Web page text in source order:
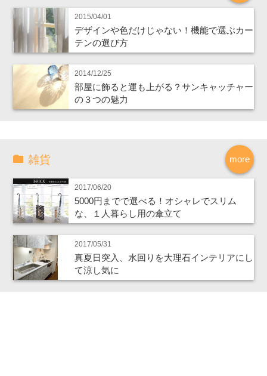
2015/04/01
デザインや色だけじゃない！機能で選ぶカー
テンの選び方
2014/12/25
部屋に飾ると運も上がる？サンキャッチャー
の３つの魅力
more
雑貨
2017/06/20
5000円までで選べる！オシャレでスリム
な、１人暮らし用の傘立て
2017/05/31
真夏日突入、水回りを大理石インテリアにし
て涼し気に